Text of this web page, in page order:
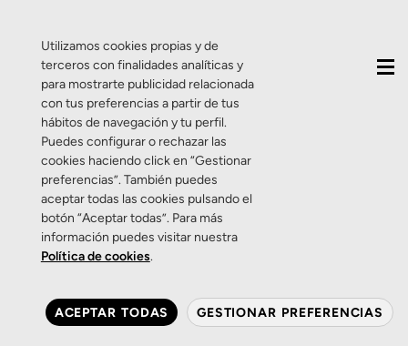
Categoría:Salud
auditiva
Salud auditiva Sin categoría
¿Te imaginas que cuidar tu
audición fuera tan normal
Utilizamos cookies propias y de
terceros con finalidades analíticas y
para mostrarte publicidad relacionada
con tus preferencias a partir de tus
hábitos de navegación y tu perfil.
Puedes configurar o rechazar las
cookies haciendo click en “Gestionar
preferencias”. También puedes
aceptar todas las cookies pulsando el
botón “Aceptar todas”. Para más
información puedes visitar nuestra
Política de cookies.
ACEPTAR TODAS GESTIONAR PREFERENCIAS